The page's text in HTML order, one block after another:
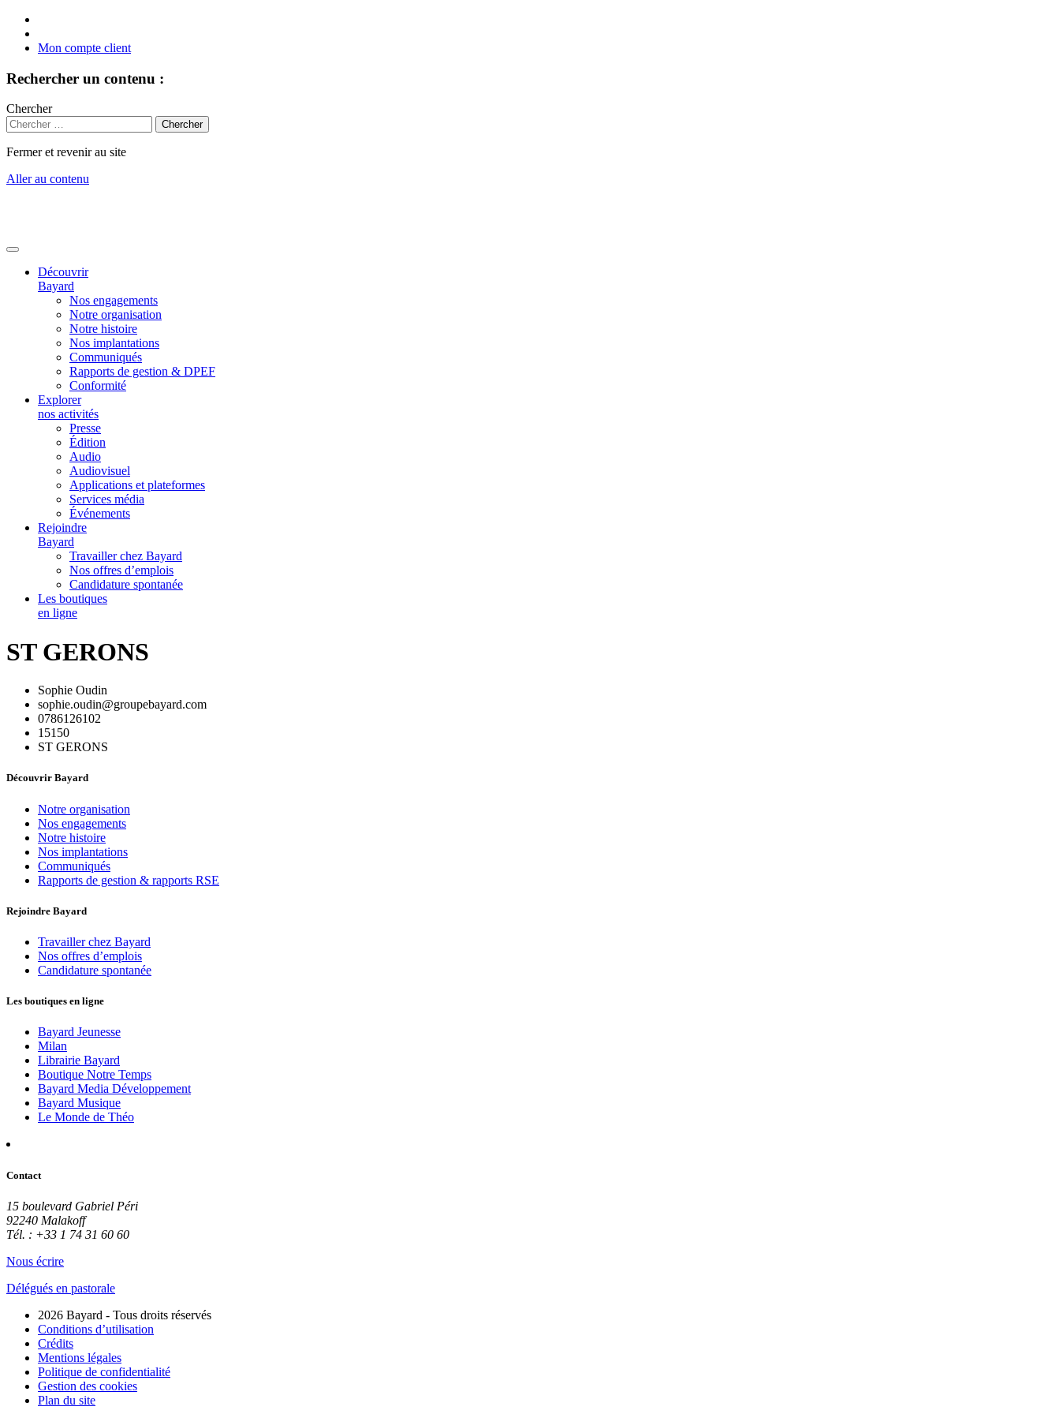
Mon compte client
Rechercher un contenu :
Chercher
Fermer et revenir au site
Aller au contenu
Découvrir
Bayard
Nos engagements
Notre organisation
Notre histoire
Nos implantations
Communiqués
Rapports de gestion & DPEF
Conformité
Explorer
nos activités
Presse
Édition
Audio
Audiovisuel
Applications et plateformes
Services média
Événements
Rejoindre
Bayard
Travailler chez Bayard
Nos offres d’emplois
Candidature spontanée
Les boutiques
en ligne
ST GERONS
Sophie Oudin
sophie.oudin@groupebayard.com
0786126102
15150
ST GERONS
Découvrir Bayard
Notre organisation
Nos engagements
Notre histoire
Nos implantations
Communiqués
Rapports de gestion & rapports RSE
Rejoindre Bayard
Travailler chez Bayard
Nos offres d’emplois
Candidature spontanée
Les boutiques en ligne
Bayard Jeunesse
Milan
Librairie Bayard
Boutique Notre Temps
Bayard Media Développement
Bayard Musique
Le Monde de Théo
Contact
15 boulevard Gabriel Péri
92240 Malakoff
Tél. : +33 1 74 31 60 60
Nous écrire
Délégués en pastorale
2026 Bayard - Tous droits réservés
Conditions d’utilisation
Crédits
Mentions légales
Politique de confidentialité
Gestion des cookies
Plan du site